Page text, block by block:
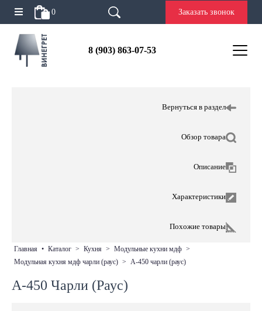
0 Заказать звонок
8 (903) 863-07-53
Вернуться в раздел
Обзор товара
Описание
Характеристики
Похожие товары
главная • каталог > кухня > модульные кухни мдф >
модульная кухня мдф чарли (раус) > а-450 чарли (раус)
А-450 Чарли (Раус)